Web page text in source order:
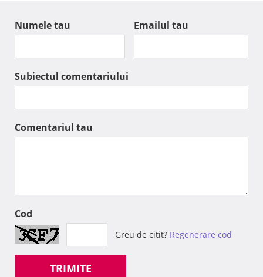
Numele tau Emailul tau
Subiectul comentariului
Comentariul tau
Cod
Greu de citit? Regenerare cod
TRIMITE